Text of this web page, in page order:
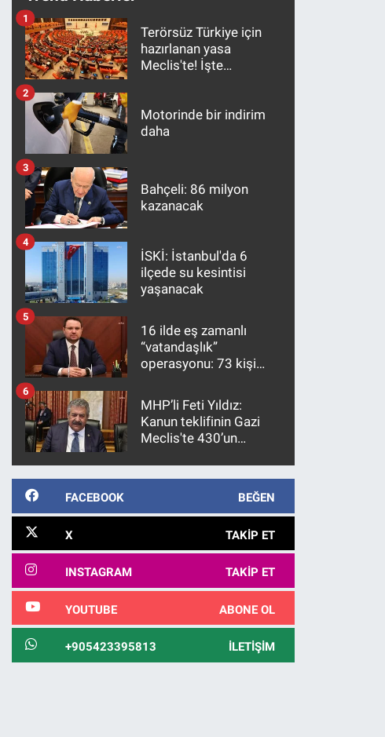
Terörsüz Türkiye için
hazırlanan yasa
Meclis'te! İşte
1
Motorinde bir indirim
daha
2
Bahçeli: 86 milyon
kazanacak
3
İSKİ: İstanbul'da 6
ilçede su kesintisi
yaşanacak
4
16 ilde eş zamanlı
“vatandaşlık”
operasyonu: 73 kişi
5
MHP’li Feti Yıldız:
Kanun teklifinin Gazi
Meclis'te 430’un
kanunlaşacağı
6
FACEBOOK BEĞEN
X TAKIP ET
INSTAGRAM TAKIP ET
YOUTUBE ABONE OL
+905423395813 İLETIŞIM